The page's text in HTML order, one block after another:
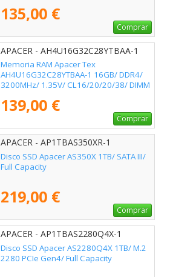
135,00 €
Comprar
APACER - AH4U16G32C28YTBAA-1
Memoria RAM Apacer Tex
AH4U16G32C28YTBAA-1 16GB/ DDR4/
3200MHz/ 1.35V/ CL16/20/20/38/ DIMM
139,00 €
Comprar
APACER - AP1TBAS350XR-1
Disco SSD Apacer AS350X 1TB/ SATA III/
Full Capacity
219,00 €
Comprar
APACER - AP1TBAS2280Q4X-1
Disco SSD Apacer AS2280Q4X 1TB/ M.2
2280 PCIe Gen4/ Full Capacity